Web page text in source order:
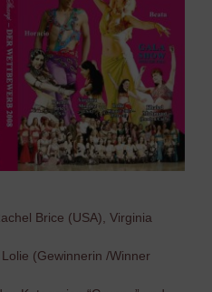
Brice (USA), Virginia
(Gewinnerin /Winner